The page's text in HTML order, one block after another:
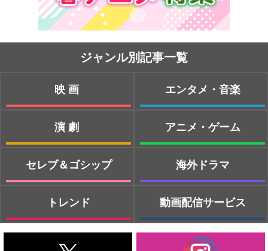
ジャンル別記事一覧
映画
演劇
セレブ＆ゴシップ
トレンド
エンタメ・音楽
アニメ・ゲーム
海外ドラマ
動画配信サービス